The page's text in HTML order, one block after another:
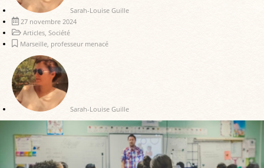
Sarah-Louise Guille
27 novembre 2024
Articles, Société
Marseille, professeur menacé
Sarah-Louise Guille